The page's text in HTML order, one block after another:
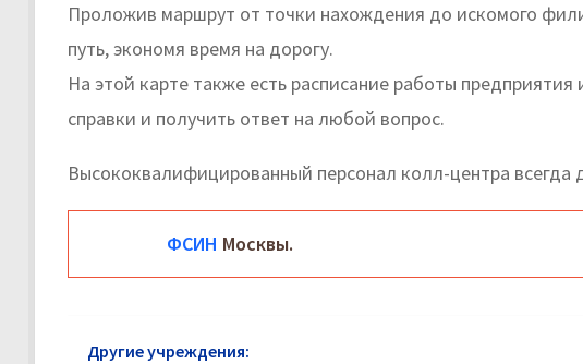
Проложив маршрут от точки нахождения до искомого
путь, экономя время на дорогу.
На этой карте также есть расписание работы
справки и получить ответ на любой вопрос.
Высококвалифицированный персонал колл-центра
ФСИН Москвы.
Другие учреждения: